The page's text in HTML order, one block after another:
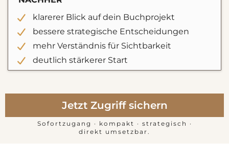
klarerer Blick auf dein Buchprojekt
bessere strategische Entscheidungen
mehr Verständnis für Sichtbarkeit
deutlich stärkerer Start
Jetzt Zugriff sichern
Sofortzugang · kompakt · strategisch ·
direkt umsetzbar.